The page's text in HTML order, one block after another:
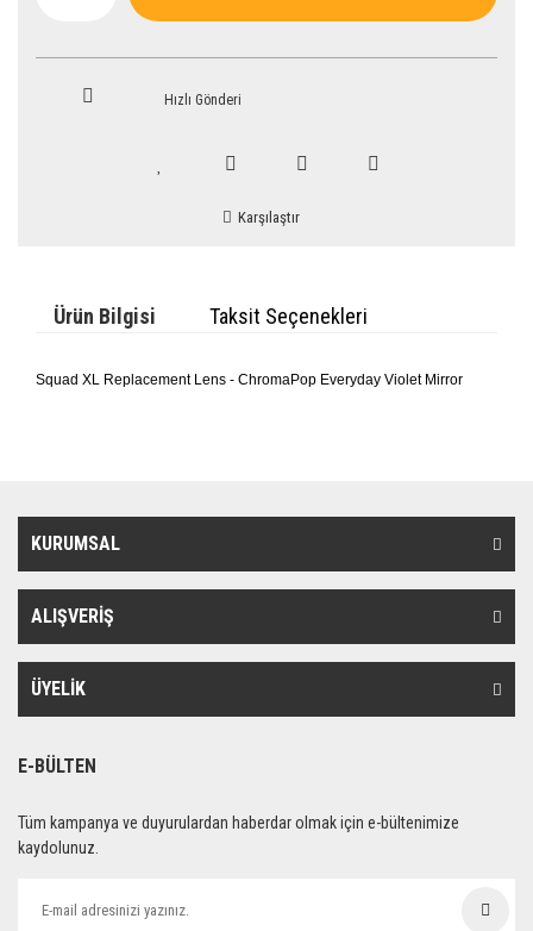
Hızlı Gönderi
Karşılaştır
Ürün Bilgisi Taksit Seçenekleri
Squad XL Replacement Lens - ChromaPop Everyday Violet Mirror
KURUMSAL
ALIŞVERİŞ
ÜYELİK
E-BÜLTEN
Tüm kampanya ve duyurulardan haberdar olmak için e-bültenimize
kaydolunuz.